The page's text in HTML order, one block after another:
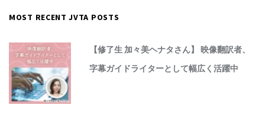
MOST RECENT JVTA POSTS
【修了生 加々美ヘナタさん】 映像翻訳者、
字幕ガイドライターとして幅広く活躍中